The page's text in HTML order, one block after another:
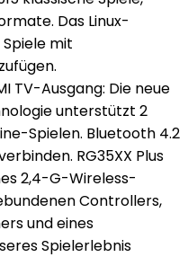
Das Linux-
mit
TV-Ausgang: Die neue
unterstützt 2
Spielen. Bluetooth 4.2
RG35XX Plus
2,4-G-Wireless-
Controllers,
und eines
Spielerlebnis